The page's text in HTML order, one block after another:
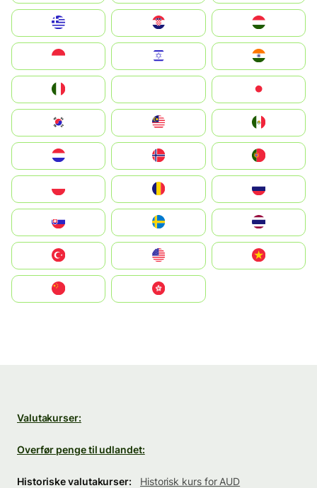
Magyarország
South Korea
United States
中國香港特別行政區
Valutakurser:
Overfør penge til udlandet:
Historiske valutakurser:
Historisk kurs for AUD